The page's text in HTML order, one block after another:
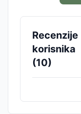
Recenzije
korisnika
(10)